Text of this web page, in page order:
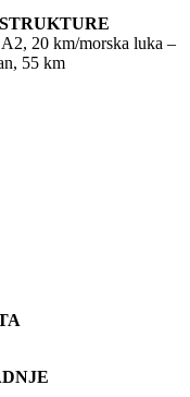
20 km/morska luka –
55 km